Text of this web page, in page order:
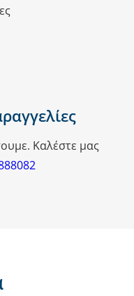
Καλέστε μας